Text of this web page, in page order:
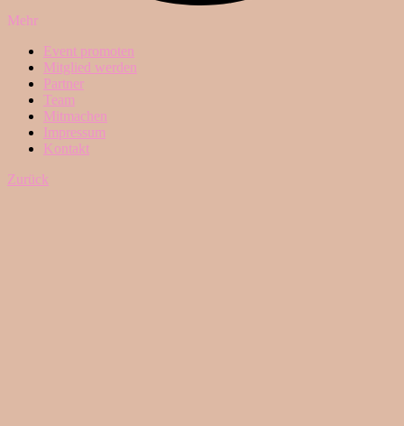
Mehr
Event promoten
Mitglied werden
Partner
Team
Mitmachen
Impressum
Kontakt
Zurück